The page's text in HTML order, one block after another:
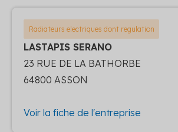
Radiateurs electriques dont regulation
LASTAPIS SERANO
23 RUE DE LA BATHORBE
64800 ASSON
Voir la fiche de l'entreprise